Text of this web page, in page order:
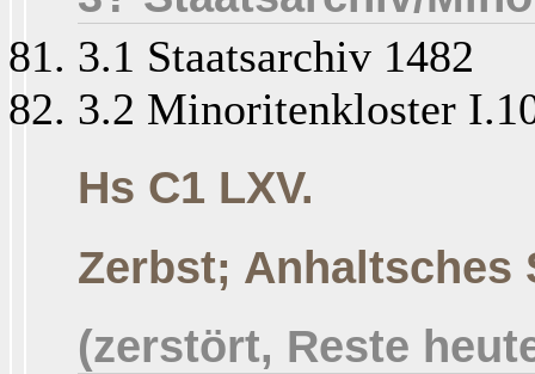
3.1 Staatsarchiv 1482
3.2 Minoritenkloster
Hs C1 LXV.
Zerbst; Anhaltsches
(zerstört, Reste